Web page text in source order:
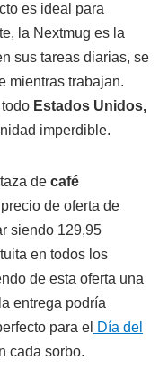
es ideal para
la Nextmug es la
sus tareas diarias, se
mientras trabajan.
Estados Unidos,
imperdible.
de café
de oferta de
siendo 129,95
en todos los
de esta oferta una
entrega podría
para el Día del
cada sorbo.